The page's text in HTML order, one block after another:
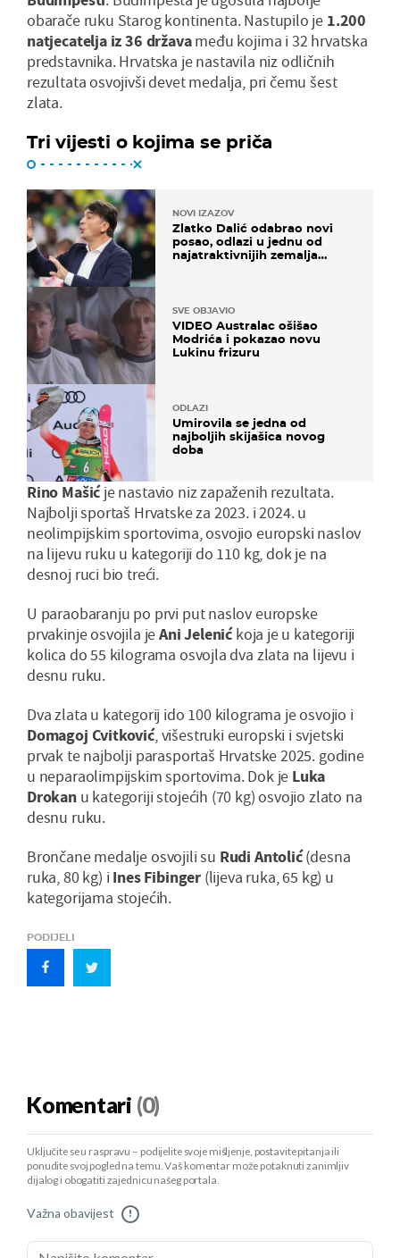
obarače ruku Starog kontinenta. Nastupilo je 1.200
natjecatelja iz 36 državameđu kojima i 32 hrvatska
predstavnika. Hrvatska je nastavila niz odličnih
rezultata osvojivši devet medalja, pri čemu šest
zlata.
Tri vijesti o kojima se priča
NOVI IZAZOV
Zlatko Dalić odabrao novi
posao, odlazi u jednu od
najatraktivnijih zemalja
SVE OBJAVIO
VIDEO Australac ošišao
Modrića i pokazao novu
Lukinu frizuru
ODLAZI
Umirovila se jedna od
najboljih skijašica novog
doba
Rino Mašićje nastavio niz zapaženih rezultata.
Najbolji sportaš Hrvatske za 2023. i 2024. u
neolimpijskim sportovima, osvojio europski naslov
na lijevu ruku u kategoriji do 110 kg, dok je na
desnoj ruci bio treći.
U paraobaranju po prvi put naslov europske
prvakinje osvojila jeAni Jelenićkoja je u kategoriji
kolica do 55 kilograma osvojla dva zlata na lijevu i
desnu ruku.
Dva zlata u kategorij ido 100 kilograma je osvojio i
Domagoj Cvitković, višestruki europski i svjetski
prvak te najbolji parasportaš Hrvatske 2025. godine
u neparaolimpijskim sportovima. Dok je Luka
Drokanu kategoriji stojećih (70 kg) osvojio zlato na
desnu ruku.
Brončane medalje osvojili su Rudi Antolić(desna
ruka, 80 kg) i Ines Fibinger(lijeva ruka, 65 kg) u
kategorijama stojećih.
PODIJELI
Komentari (0)
Uključite se u raspravu – podijelite svoje mišljenje, postavite pitanja ili
ponudite svoj pogled na temu. Vaš komentar može potaknuti zanimljiv
dijalog i obogatiti zajednicu našeg portala.
Važna obavijest !